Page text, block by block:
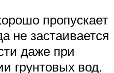
пропускает
не застаивается
даже при
грунтовых вод.